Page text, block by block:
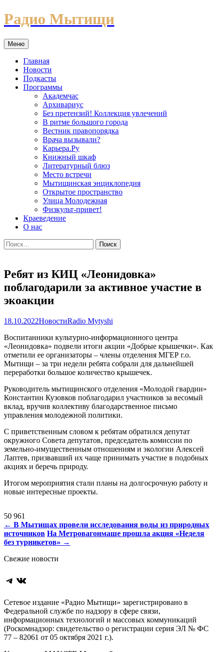
Перейти
к
Радио Мытищи
Меню
Главная
Новости
Подкасты
Программы
Академчас
Архивариус
Без претензий! Коллекция увлечений
В ритме большого города
Вестник правопорядка
Врача вызывали?
Карьера.Ру
Книжный шкаф
Литературный блюз
Место встречи
Мытищинская энциклопедия
Открытое пространство
Улица Молодежная
Физкульт-привет!
Краеведение
О нас
Найти:
Ребят из КИЦ «Леонидовка»
поблагодарили за активное участие в
экоакции
18.10.2022НовостиRadio Mytyshi
Воспитанники культурно-информационного центра
«Леонидовка» подвели итоги акции «Добрые крышечки». Как
отметили ее организаторы – члены отделения МГЕР г.о.
Мытищи – за три недели ребята собрали для дальнейшей
переработки большое количество крышечек.
Руководитель мытищинского отделения «Молодой гвардии»
Константин Кузовков поблагодарил участников за весомый
вклад, вручив коллективу благодарственное письмо
управления молодежной политики.
С приветственным словом к ребятам обратился депутат
окружного Совета депутатов, председатель комиссии по
земельно-имущественным отношениям и экологии Алексей
Лаптев, призвавший их чаще принимать участие в подобных
акциях и беречь природу.
Итогом мероприятия стали планы на долгосрочную работу и
новые интересные проекты.
50 961
Навигация
по
← В Мытищах провели исследования воды из природных
источников На Метровагонмаше прошла акция «Неделя
без турникетов» →
Свежие новости
Telegram
ВКонтакте
Сетевое издание «Радио Мытищи» зарегистрировано в
Федеральной службе по надзору в сфере связи,
информационных технологий и массовых коммуникаций
(Роскомнадзор: свидетельство о регистрации серия ЭЛ № ФС
77 – 82061 от 05 октября 2021 г.).